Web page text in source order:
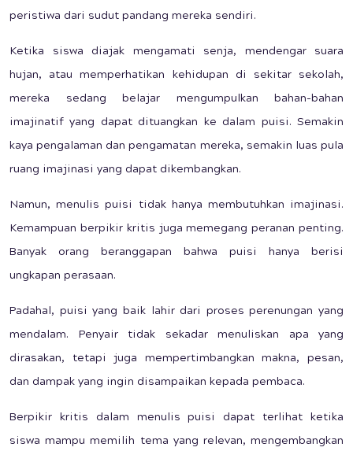
peristiwa dari sudut pandang mereka sendiri.
Ketika siswa diajak mengamati senja, mendengar suara
hujan, atau memperhatikan kehidupan di sekitar sekolah,
mereka sedang belajar mengumpulkan bahan-bahan
imajinatif yang dapat dituangkan ke dalam puisi. Semakin
kaya pengalaman dan pengamatan mereka, semakin luas pula
ruang imajinasi yang dapat dikembangkan.
Namun, menulis puisi tidak hanya membutuhkan imajinasi.
Kemampuan berpikir kritis juga memegang peranan penting.
Banyak orang beranggapan bahwa puisi hanya berisi
ungkapan perasaan.
Padahal, puisi yang baik lahir dari proses perenungan yang
mendalam. Penyair tidak sekadar menuliskan apa yang
dirasakan, tetapi juga mempertimbangkan makna, pesan,
dan dampak yang ingin disampaikan kepada pembaca.
Berpikir kritis dalam menulis puisi dapat terlihat ketika
siswa mampu memilih tema yang relevan, mengembangkan